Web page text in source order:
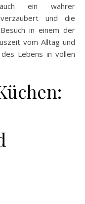
ein wahrer
und die
in einem der
vom Alltag und
Lebens in vollen